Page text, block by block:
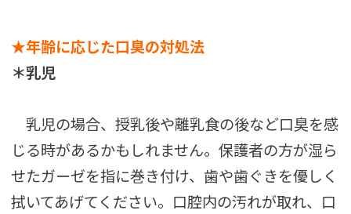
★年齢に応じた口臭の対処法
＊乳児
乳児の場合、授乳後や離乳食の後など口臭を感
じる時があるかもしれません。保護者の方が湿ら
せたガーゼを指に巻き付け、歯や歯ぐきを優しく
拭いてあげてください。口腔内の汚れが取れ、口